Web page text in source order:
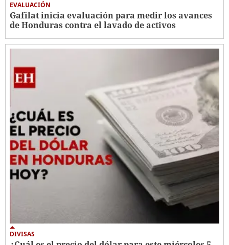
EVALUACIÓN
Gafilat inicia evaluación para medir los avances
de Honduras contra el lavado de activos
DIVISAS